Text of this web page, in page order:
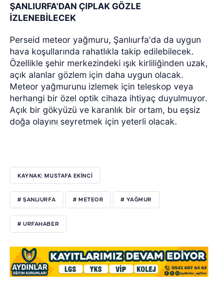
ŞANLIURFA'DAN ÇIPLAK GÖZLE
İZLENEBİLECEK
Perseid meteor yağmuru, Şanlıurfa'da da uygun
hava koşullarında rahatlıkla takip edilebilecek.
Özellikle şehir merkezindeki ışık kirliliğinden uzak,
açık alanlar gözlem için daha uygun olacak.
Meteor yağmurunu izlemek için teleskop veya
herhangi bir özel optik cihaza ihtiyaç duyulmuyor.
Açık bir gökyüzü ve karanlık bir ortam, bu eşsiz
doğa olayını seyretmek için yeterli olacak.
KAYNAK: MUSTAFA EKİNCİ
# ŞANLIURFA # METEOR # YAĞMUR
# URFAHABER